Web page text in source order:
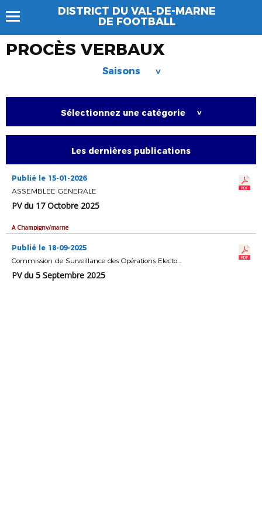
DISTRICT DU VAL-DE-MARNE
DE FOOTBALL
PROCÈS VERBAUX
Saisons >
Sélectionnez une catégorie >
Les dernières publications
Publié le 15-01-2026
ASSEMBLEE GENERALE
PV du 17 Octobre 2025
A Champigny/marne
Publié le 18-09-2025
Commission de Surveillance des Opérations Electorales
PV du 5 Septembre 2025